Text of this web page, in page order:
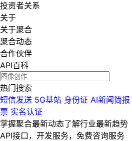
投资者关系
关于
关于聚合
聚合动态
合作伙伴
API百科
热门搜索
短信发送 5G基站 身份证 AI新闻简报
票 实名认证
掌握聚合最新动态了解行业最新趋势
API接口，开发服务，免费咨询服务